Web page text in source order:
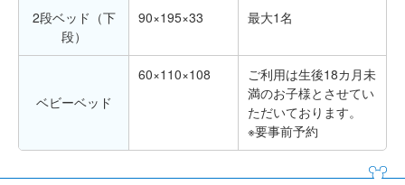
2段ベッド（下
段）
90×195×33 最大1名
ベビーベッド
60×110×108
ご利用は生後18カ月未
満のお子様とさせてい
ただいております。
※要事前予約